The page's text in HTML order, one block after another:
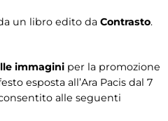
un libro edito da Contrasto.
immagini per la promozione
esposta all’Ara Pacis dal 7
alle seguenti